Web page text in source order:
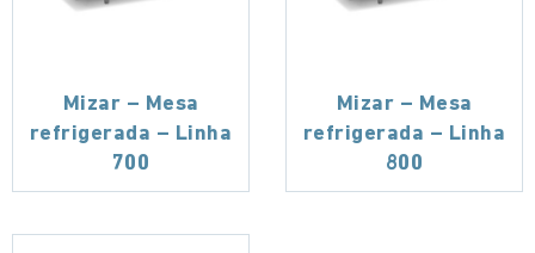
Mizar – Mesa
refrigerada – Linha
700
Mizar – Mesa
refrigerada – Linha
800